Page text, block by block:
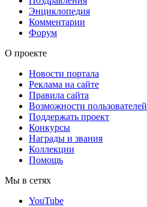
Энциклопедия
Комментарии
Форум
О проекте
Новости портала
Реклама на сайте
Правила сайта
Возможности пользователей
Поддержать проект
Конкурсы
Награды и звания
Коллекции
Помощь
Мы в сетях
YouTube